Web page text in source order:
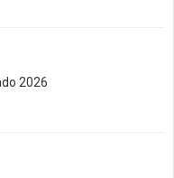
2026